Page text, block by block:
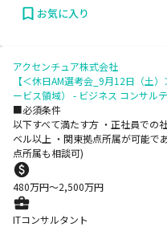
お気に入り
アクセンチュア株式会社
【＜休日AM選考会_9月12日（土
ービス領域） - ビジネス コンサルテ
■必須条件
以下すべて満たす方 ・正社員での
ベル以上 ・関東拠点所属が可能で
点所属も相談可)
480万円〜2,500万円
ITコンサルタント